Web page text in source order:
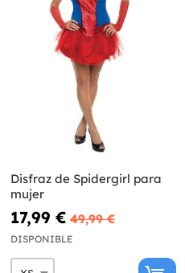
Disfraz de Spidergirl para
mujer
17,99 € 49,99 €
DISPONIBLE